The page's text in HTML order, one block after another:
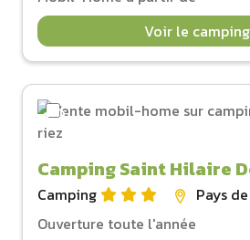
Voir le camping
Camping Saint Hilaire
Camping
Pays
Ouverture toute l'année